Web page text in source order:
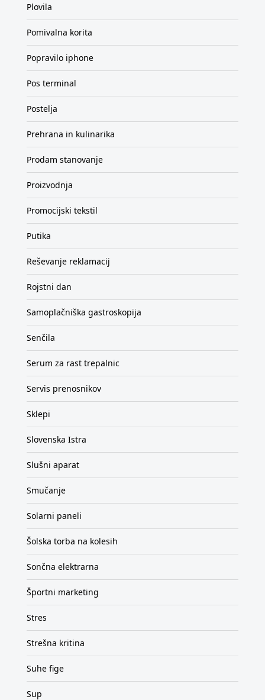
Plovila
Pomivalna korita
Popravilo iphone
Pos terminal
Postelja
Prehrana in kulinarika
Prodam stanovanje
Proizvodnja
Promocijski tekstil
Putika
Reševanje reklamacij
Rojstni dan
Samoplačniška gastroskopija
Senčila
Serum za rast trepalnic
Servis prenosnikov
Sklepi
Slovenska Istra
Slušni aparat
Smučanje
Solarni paneli
Šolska torba na kolesih
Sončna elektrarna
Športni marketing
Stres
Strešna kritina
Suhe fige
Sup